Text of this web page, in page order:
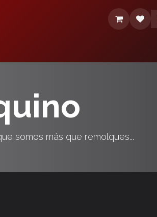
somos más que remolques...